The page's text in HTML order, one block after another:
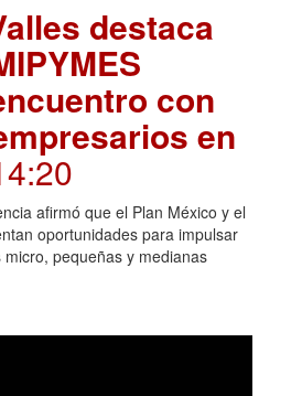
destaca
con
en
afirmó que el Plan México y el
oportunidades para impulsar
pequeñas y medianas